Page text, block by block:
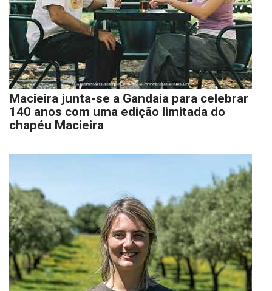
Macieira junta-se a Gandaia para celebrar
140 anos com uma edição limitada do
chapéu Macieira